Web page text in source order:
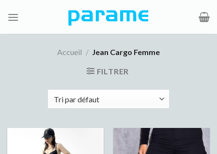
Accueil / Jean Cargo Femme
FILTRER